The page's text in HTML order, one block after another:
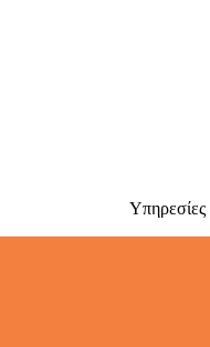
Υπηρεσίες